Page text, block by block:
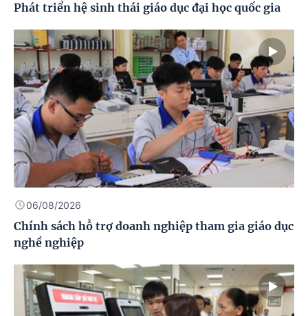
Phát triển hệ sinh thái giáo dục đại học quốc gia
06/08/2026
Chính sách hỗ trợ doanh nghiệp tham gia giáo dục
nghề nghiệp